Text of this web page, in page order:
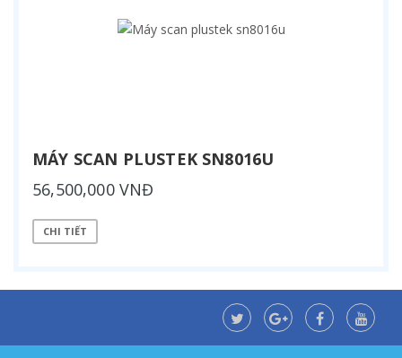
MÁY SCAN PLUSTEK SN8016U
56,500,000 VNĐ
CHI TIẾT